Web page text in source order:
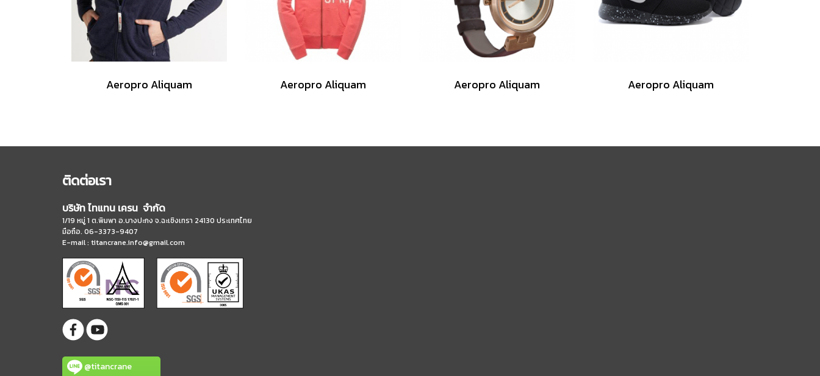
Aeropro Aliquam Aeropro Aliquam Aeropro Aliquam Aeropro Aliquam
ติดต่อเรา
บริษัท ไทแทน เครน จำกัด
1/19 หมู่ 1 ต.พิมพา อ.บางปะกง จ.ฉะเชิงเทรา 24130 ประเทศไทย
มือถือ. 06-3373-9407
E-mail : titancrane.info@gmail.com
@titancrane